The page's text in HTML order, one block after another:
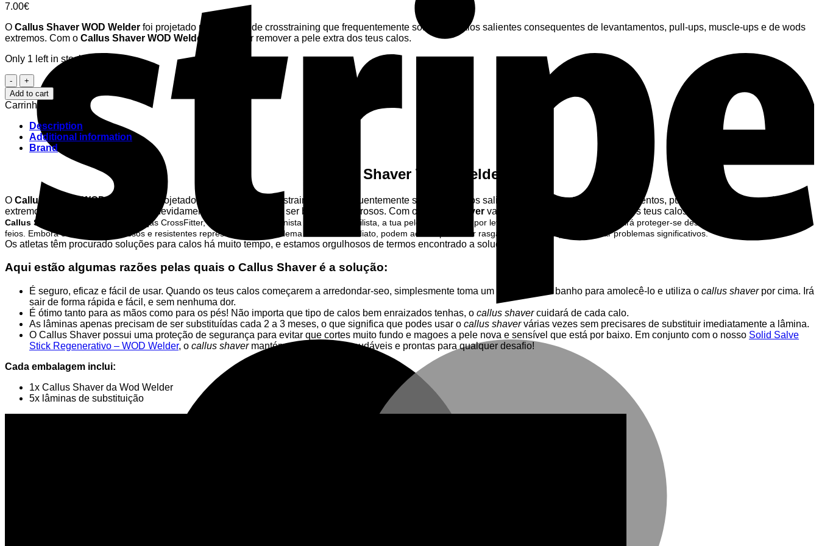
7.00€
O Callus Shaver WOD Welder foi projetado para atletas de crosstraining que frequentemente sofrem de calos salientes consequentes de levantamentos, pull-ups, muscle-ups e de wods
extremos. Com o Callus Shaver WOD Welder
vais poder remover a pele extra dos teus calos.
Only 1 left in stock
Callus
Shaver
-
WOD
Welder
quantity
Add to cart
Carrinho
Description
Additional information
Brand
Callus Shaver WOD Welder
O Callus Shaver WOD Welder
foi projetado para atletas de crosstraining que frequentemente sofrem de calos salientes consequentes de levantamentos, pull-ups, muscle-ups e de wods
extremos. E se os calos não forem devidamente tratados, podem ser bastante dolorosos. Com o
Callus Shaver vais poder remover a pele extra dos teus calos.
Callus Shaver WOD Welder
Quer sejas CrossFitter, um ginasta, um alpinista ou um halterofilista, a tua pele pode acabar por levar uma sova. Normalmente, ela irá proteger-se desenvolvendo calos
feios. Embora esses calos espessos e resistentes representem um problema de saúde imediato, podem acabar por saltar rasgando o resto da pele e causar problemas significativos.
Os atletas têm procurado soluções para calos há muito tempo, e estamos orgulhosos de termos encontrado a solução.
Aqui estão algumas razões pelas quais o Callus Shaveré a solução:
É seguro, eficaz e fácil de usar. Quando os teus calos começarem a arredondar-seo, simplesmente toma um duche ou um banho para amolecê-lo e utiliza o callus shaverpor cima. Irá
sair de forma rápida e fácil, e sem nenhuma dor.
É ótimo tanto para as mãos como para os pés! Não importa que tipo de calos bem enraizados tenhas, o callus shavercuidará de cada calo.
As lâminas apenas precisam de ser substituídas cada 2 a 3 meses, o que significa que podes usar o callus shavervárias vezes sem precisares de substituir imediatamente a lâmina.
O Callus Shaver possui uma proteção de segurança para evitar que cortes muito fundo e magoes a pele nova e sensível que está por baixo. Em conjunto com o nosso Solid Salve
Stick Regenerativo – WOD Welder, o callus shaver mantém as tuas mãos saudáveis e prontas para qualquer desafio!
Cada embalagem inclui:
1x Callus Shaver da Wod Welder
5x lâminas de substituição